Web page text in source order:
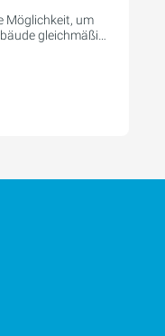
Möglichkeit, um
gleichmäßig